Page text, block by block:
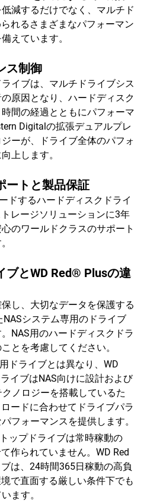
減するだけでなく、マルチド
れるさまざまなパフォーマン
えています。
ス制御
イブは、マルチドライブシス
原因となり、ハードディスク
間の経過とともにパフォーマ
Digitalの拡張デュアルプレ
ーが、ドライブ全体のパフォ
上します。
ートと製品保証
ドするハードディスクドライ
レージソリューションに3年
のワールドクラスのサポート
ブとWD Red® Plusの違
し、大切なデータを保護する
システム専用のドライブ
NAS用のハードディスクドラ
とを考慮してください。
ドライブとは異なり、WD
イブはNAS向けに設計および
ノロジーを搭載しているた
ードに合わせてドライブパラ
フォーマンスを提供します。
ップドライブは常時稼動の
作られていません。WD Red
は、24時間365日稼動の高負
で直面する厳しい条件下でも
ます。